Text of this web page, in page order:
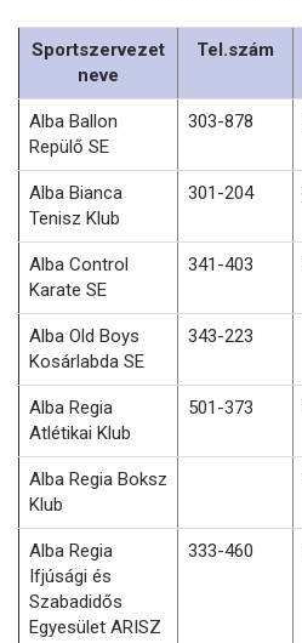
Sportszervezet
neve
Tel.szám
Alba Ballon
Repülő SE
303-878
Alba Bianca
Tenisz Klub
301-204
Alba Control
Karate SE
341-403
Alba Old Boys
Kosárlabda SE
343-223
Alba Regia
Atlétikai Klub
501-373
Alba Regia Boksz
Klub
Alba Regia
Ifjúsági és
Szabadidős
Egyesület ARISZ
333-460